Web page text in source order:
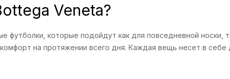
Veneta?
футболки, которые подойдут как для повседневной носки,
на протяжении всего дня. Каждая вещь несет в